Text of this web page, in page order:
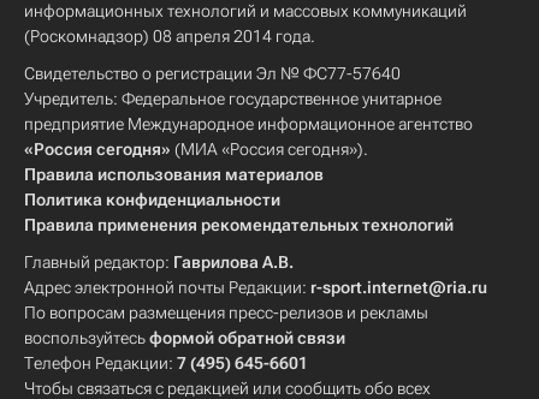
информационных технологий и массовых коммуникаций
(Роскомнадзор) 08 апреля 2014 года.
Свидетельство о регистрации Эл № ФС77-57640
Учредитель: Федеральное государственное унитарное
предприятие Международное информационное агентство
«Россия сегодня» (МИА «Россия сегодня»).
Правила использования материалов
Политика конфиденциальности
Правила применения рекомендательных технологий
Главный редактор: Гаврилова А.В.
Адрес электронной почты Редакции: r-sport.internet@ria.ru
По вопросам размещения пресс-релизов и рекламы
воспользуйтесьформой обратной связи
Телефон Редакции: 7 (495) 645-6601
Чтобы связаться с редакцией или сообщить обо всех